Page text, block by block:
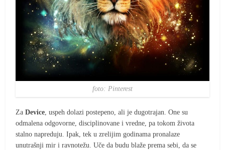
foto: Pinterest
ZaDevice, uspeh dolazi postepeno, ali je dugotrajan. One su
odmalena odgovorne, disciplinovane i vredne, pa tokom života
stalno napreduju. Ipak, tek u zrelijim godinama pronalaze
unutrašnji mir i ravnotežu. Uče da budu blaže prema sebi, da se